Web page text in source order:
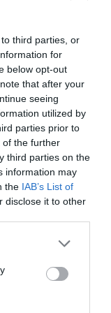
third parties, or
for
below opt-out
that after your
seeing
utilized by
parties prior to
of the further
third parties on the
information may
the IAB’s List of
disclose it to other
or more Google
You may click to
party tags to
in below Google
autodidakta módon
szüksége ahhoz,
váljon.